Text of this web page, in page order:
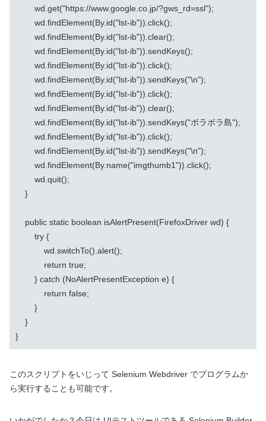
        wd.get("https://www.google.co.jp/?gws_rd=ssl");
        wd.findElement(By.id("lst-ib")).click();
        wd.findElement(By.id("lst-ib")).clear();
        wd.findElement(By.id("lst-ib")).sendKeys();
        wd.findElement(By.id("lst-ib")).click();
        wd.findElement(By.id("lst-ib")).sendKeys("\n");
        wd.findElement(By.id("lst-ib")).click();
        wd.findElement(By.id("lst-ib")).clear();
        wd.findElement(By.id("lst-ib")).sendKeys("ボラボラ島");
        wd.findElement(By.id("lst-ib")).click();
        wd.findElement(By.id("lst-ib")).sendKeys("\n");
        wd.findElement(By.name("imgthumb1")).click();
        wd.quit();
    }
    public static boolean isAlertPresent(FirefoxDriver wd) {
        try {
            wd.switchTo().alert();
            return true;
        } catch (NoAlertPresentException e) {
            return false;
        }
    }
}
このスクリプトをいじって Selenium Webdriver でプログラムか
ら実行することも可能です。